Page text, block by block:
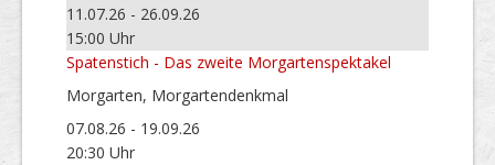
11.07.26 - 26.09.26
15:00 Uhr
Spatenstich - Das zweite Morgartenspektakel
Morgarten, Morgartendenkmal
07.08.26 - 19.09.26
20:30 Uhr